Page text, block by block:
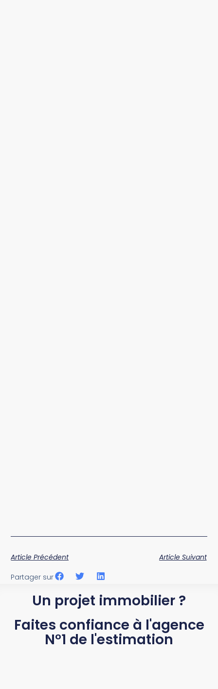
Article Précédent Article Suivant
Partager sur
Un projet immobilier ?
Faites confiance à l'agence
N°1 de l'estimation